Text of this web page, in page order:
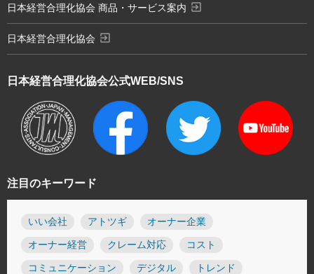
注目のキーワード
いい会社 アトツギ オーナー企業
オーナー経営 クレーム対応 コスト
コミュニケーション デジタル トレンド
日本経営合理化協会公式WEB/SNS
日本経営合理化協会 商品・サービス案内 exit_to_app
日本経営合理化協会 exit_to_app